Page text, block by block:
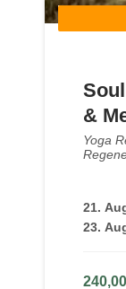
&
Yoga
21.
23.
240,00